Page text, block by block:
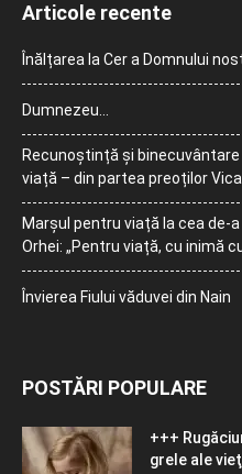
Articole recente
Înălțarea la Cer a Domnului
Dumnezeu…
Recunoștință și
viață – din partea preoților
Marșul pentru viață la cea de-
Orhei: „Pentru viață, cu inimă
Învierea Fiului văduvei din Nain
POSTĂRI POPULARE
+++
grele ale